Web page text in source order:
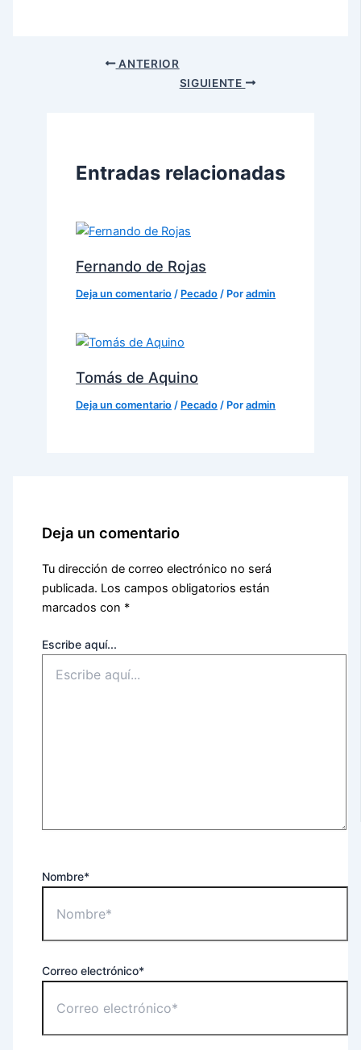
ANTERIOR
SIGUIENTE
Entradas relacionadas
Fernando de Rojas
Deja un comentario / Pecado / Por admin
Tomás de Aquino
Deja un comentario / Pecado / Por admin
Deja un comentario
Tu dirección de correo electrónico no será
publicada. Los campos obligatorios están
marcados con *
Escribe aquí...
Nombre*
Correo electrónico*